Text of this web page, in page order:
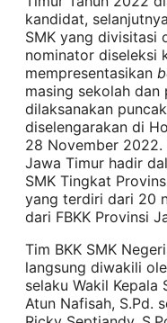
kandidat,
SMK yang divisitasi
nominator diseleksi
mempresentasikan
masing sekolah dan
dilaksanakan
diselengarakan di
28 November 2022.
Jawa Timur hadir
SMK Tingkat
yang terdiri dari 20
dari FBKK Provinsi
Tim BKK SMK
langsung diwakili
selaku Wakil Kepala
Atun Nafisah, S.Pd.